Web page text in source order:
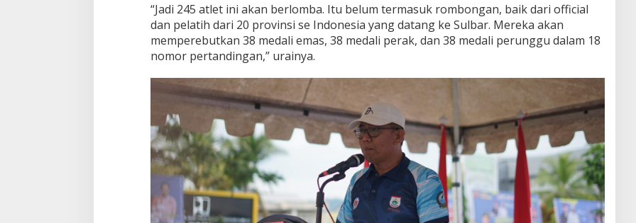
“Jadi 245 atlet ini akan berlomba. Itu belum termasuk rombongan, baik dari official
dan pelatih dari 20 provinsi se Indonesia yang datang ke Sulbar. Mereka akan
memperebutkan 38 medali emas, 38 medali perak, dan 38 medali perunggu dalam 18
nomor pertandingan,” urainya.